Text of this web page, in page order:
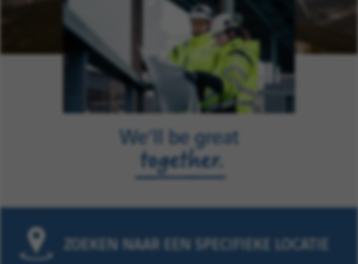
ZOEKEN NAAR EEN SPECIFIEKE LOCATIE